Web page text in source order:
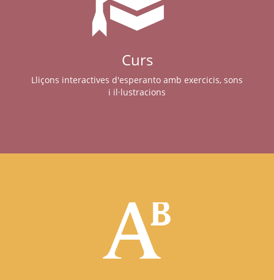
Curs
Lliçons interactives d'esperanto amb exercicis, sons
i il·lustracions